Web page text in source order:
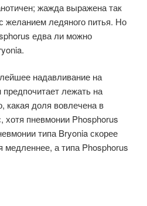
жажда выражена так
желанием ледяного питья. Но
едва ли можно
надавливание на
ле­жать на
какая доля вовлечена в
хотя пневмонии Phosphorus
типа Bryonia скорее
медленнее, а типа Phosphorus